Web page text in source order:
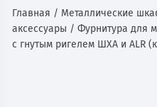
Главная / Металлические
аксессуары /Фурнитура для
с гнутым ригелем ШХА и ALR